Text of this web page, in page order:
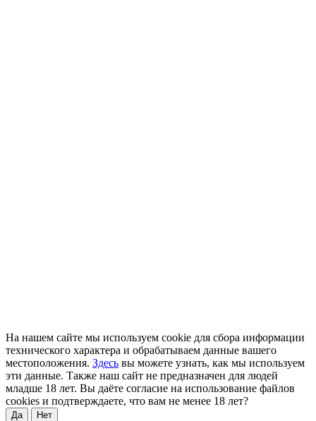
На нашем сайте мы используем cookie для сбора информации
технического характера и обрабатываем данные вашего
местоположения. Здесь вы можете узнать, как мы используем
эти данные. Также наш сайт не предназначен для людей
младше 18 лет. Вы даёте согласие на использование файлов
cookies и подтверждаете, что вам не менее 18 лет?
Да Нет